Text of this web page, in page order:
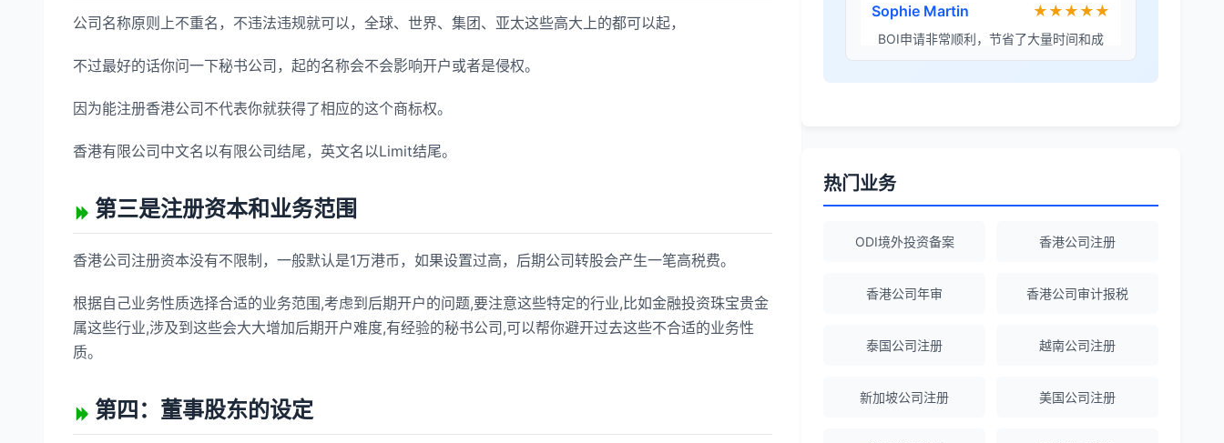
公司名称原则上不重名，不违法违规就可以，全球、世界、集团、亚太这些高大上的都可以起，
不过最好的话你问一下秘书公司，起的名称会不会影响开户或者是侵权。
因为能注册香港公司不代表你就获得了相应的这个商标权。
香港有限公司中文名以有限公司结尾，英文名以Limit结尾。
第三是注册资本和业务范围
香港公司注册资本没有不限制，一般默认是1万港币，如果设置过高，后期公司转股会产生一笔高税费。
根据自己业务性质选择合适的业务范围,考虑到后期开户的问题,要注意这些特定的行业,比如金融投资珠宝贵金
属这些行业,涉及到这些会大大增加后期开户难度,有经验的秘书公司,可以帮你避开过去这些不合适的业务性
质。
第四：董事股东的设定
Sophie Martin ★★★★★
BOI申请非常顺利，节省了大量时间和成
Robert Chen ★★★★☆
陈经理 ★★★★★
热门业务
ODI境外投资备案 香港公司注册
香港公司年审 香港公司审计报税
泰国公司注册 越南公司注册
新加坡公司注册 美国公司注册